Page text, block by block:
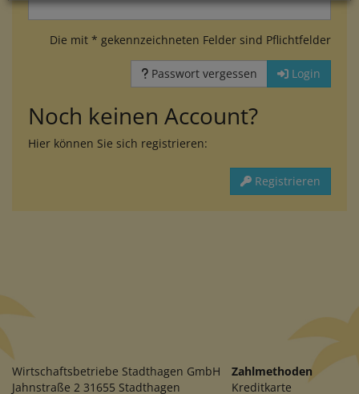
Die mit * gekennzeichneten Felder sind Pflichtfelder
Passwort vergessen Login
Noch keinen Account?
Hier können Sie sich registrieren:
Registrieren
Wirtschaftsbetriebe Stadthagen GmbH
Jahnstraße 2 31655 Stadthagen
Zahlmethoden
Kreditkarte